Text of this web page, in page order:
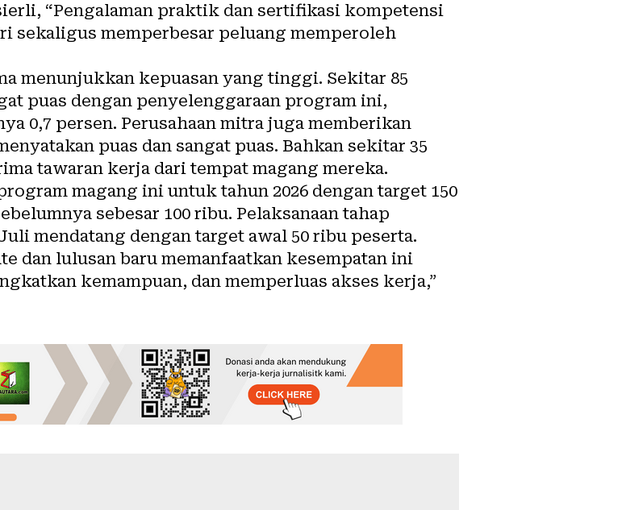
“Pengalaman praktik dan sertifikasi kompetensi
sekaligus memperbesar peluang memperoleh
menunjukkan kepuasan yang tinggi. Sekitar 85
puas dengan penyelenggaraan program ini,
0,7 persen. Perusahaan mitra juga memberikan
puas dan sangat puas. Bahkan sekitar 35
tawaran kerja dari tempat magang mereka.
magang ini untuk tahun 2026 dengan target 150
sebesar 100 ribu. Pelaksanaan tahap
mendatang dengan target awal 50 ribu peserta.
dan lulusan baru memanfaatkan kesempatan ini
kemampuan, dan memperluas akses kerja,”